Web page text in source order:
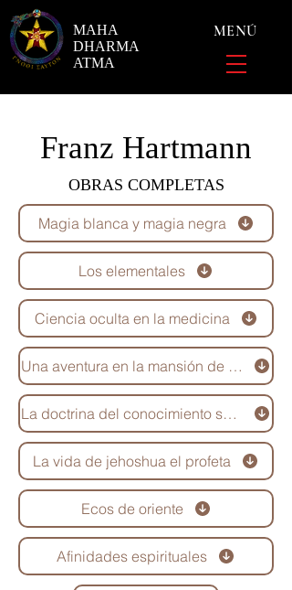
MAHA
DHARMA
ATMA
MENÚ
Franz Hartmann
OBRAS COMPLETAS
Magia blanca y magia negra
Los elementales
Ciencia oculta en la medicina
Una aventura en la mansión de los adeptos rosacruces
La doctrina del conocimiento según el Bhagavad Gita
La vida de jehoshua el profeta
Ecos de oriente
Afinidades espirituales